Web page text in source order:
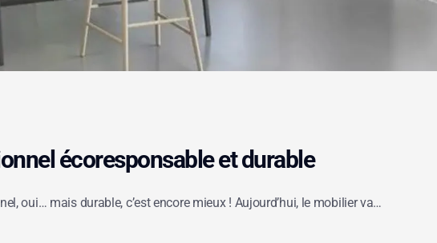
écoresponsable et durable
oui… mais durable, c’est encore mieux ! Aujourd’hui, le mobilier va…